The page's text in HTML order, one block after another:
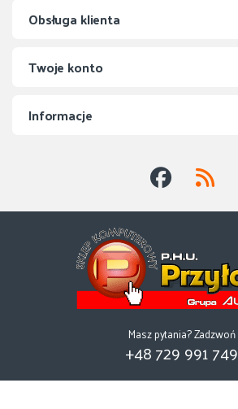
Obsługa klienta
Twoje konto
Informacje
Masz pytania? Zadzwoń
+48 729 991 749